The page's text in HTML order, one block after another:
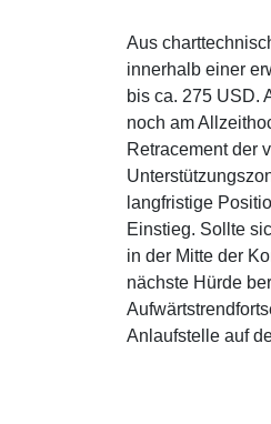
Aus
innerhalb einer
bis ca. 275 USD.
noch am
Retracement der
langfristige
Einstieg. Sollte
in der Mitte der
nächste Hürde
Anlaufstelle auf